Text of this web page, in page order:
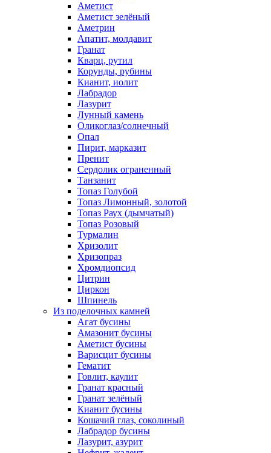
Аметист
Аметист зелёный
Аметрин
Апатит, молдавит
Гранат
Кварц, рутил
Корунды, рубины
Кианит, иолит
Лабрадор
Лазурит
Лунный камень
Оликоглаз/солнечный
Опал
Пирит, марказит
Пренит
Сердолик ограненный
Танзанит
Топаз Голубой
Топаз Лимонный, золотой
Топаз Раух (дымчатый)
Топаз Розовый
Турмалин
Хризолит
Хризопраз
Хромдиопсид
Цитрин
Циркон
Шпинель
Из поделочных камней
Агат бусины
Амазонит бусины
Аметист бусины
Варисцит бусины
Гематит
Говлит, каулит
Гранат красный
Гранат зелёный
Кианит бусины
Кошачий глаз, соколиный
Лабрадор бусины
Лазурит, азурит